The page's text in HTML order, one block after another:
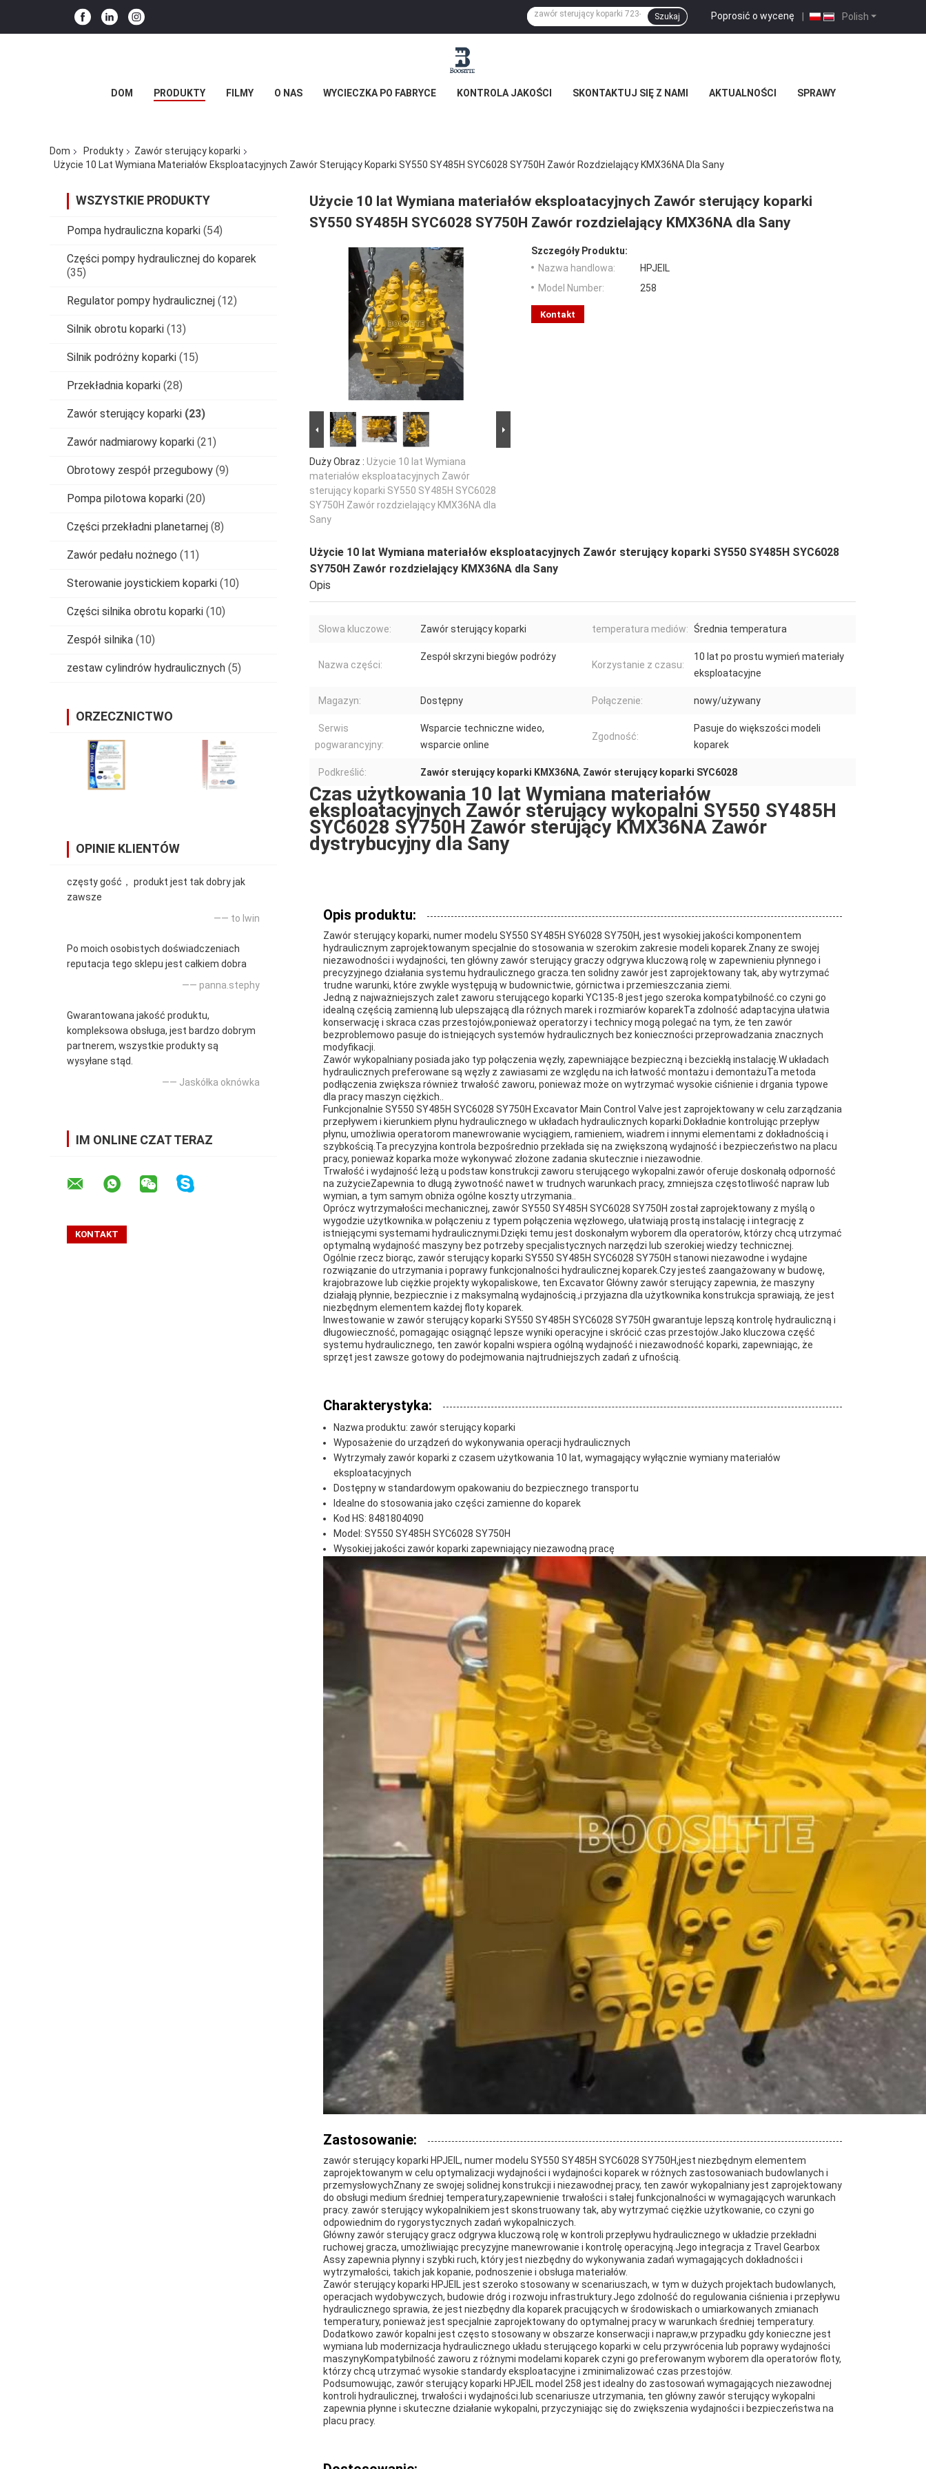
Polish
Poprosić o wycenę |
Szukaj
DOM PRODUKTY FILMY O NAS WYCIECZKA PO FABRYCE KONTROLA JAKOŚCI SKONTAKTUJ SIĘ Z NAMI AKTUALNOŚCI SPRAWY
Dom Produkty
Zawór sterujący koparki
Użycie 10 Lat Wymiana Materiałów Eksploatacyjnych Zawór Sterujący Koparki SY550 SY485H SYC6028 SY750H Zawór Rozdzielający KMX36NA Dla Sany
WSZYSTKIE PRODUKTY
Pompa hydrauliczna koparki (54)
Części pompy hydraulicznej do koparek
(35)
Regulator pompy hydraulicznej (12)
Silnik obrotu koparki (13)
Silnik podróżny koparki (15)
Przekładnia koparki (28)
Zawór sterujący koparki (23)
Zawór nadmiarowy koparki (21)
Obrotowy zespół przegubowy (9)
Pompa pilotowa koparki (20)
Części przekładni planetarnej (8)
Zawór pedału nożnego (11)
Sterowanie joystickiem koparki (10)
Części silnika obrotu koparki (10)
Zespół silnika (10)
zestaw cylindrów hydraulicznych (5)
ORZECZNICTWO
OPINIE KLIENTÓW
częsty gość， produkt jest tak dobry jak
zawsze
—— to lwin
Po moich osobistych doświadczeniach
reputacja tego sklepu jest całkiem dobra
—— panna.stephy
Gwarantowana jakość produktu,
kompleksowa obsługa, jest bardzo dobrym
partnerem, wszystkie produkty są
wysyłane stąd.
—— Jaskółka oknówka
IM ONLINE CZAT TERAZ
Użycie 10 lat Wymiana materiałów eksploatacyjnych Zawór sterujący koparki
SY550 SY485H SYC6028 SY750H Zawór rozdzielający KMX36NA dla Sany
Duży Obraz : Użycie 10 lat Wymiana
materiałów eksploatacyjnych Zawór
sterujący koparki SY550 SY485H SYC6028
SY750H Zawór rozdzielający KMX36NA dla
Sany
Szczegóły Produktu:
Nazwa handlowa:
HPJEIL
Model Number:
258
Kontakt
Użycie 10 lat Wymiana materiałów eksploatacyjnych Zawór sterujący koparki SY550 SY485H SYC6028
SY750H Zawór rozdzielający KMX36NA dla Sany
Opis
Słowa kluczowe: Zawór sterujący koparki temperatura mediów: Średnia temperatura
Nazwa części:
Zespół skrzyni biegów podróży
Korzystanie z czasu:
10 lat po prostu wymień materiały
eksploatacyjne
Magazyn: Dostępny Połączenie: nowy/używany
Serwis
pogwarancyjny:
Wsparcie techniczne wideo,
wsparcie online
Zgodność:
Pasuje do większości modeli
koparek
Podkreślić: Zawór sterujący koparki KMX36NA, Zawór sterujący koparki SYC6028
Czas użytkowania 10 lat Wymiana materiałów
eksploatacyjnych Zawór sterujący wykopalni SY550 SY485H
SYC6028 SY750H Zawór sterujący KMX36NA Zawór
dystrybucyjny dla Sany
Opis produktu:
Zawór sterujący koparki, numer modelu SY550 SY485H SY6028 SY750H, jest wysokiej jakości komponentem
hydraulicznym zaprojektowanym specjalnie do stosowania w szerokim zakresie modeli koparek.Znany ze swojej
niezawodności i wydajności, ten główny zawór sterujący graczy odgrywa kluczową rolę w zapewnieniu płynnego i
precyzyjnego działania systemu hydraulicznego gracza.ten solidny zawór jest zaprojektowany tak, aby wytrzymać
trudne warunki, które zwykle występują w budownictwie, górnictwa i przemieszczania ziemi.
Jedną z najważniejszych zalet zaworu sterującego koparki YC135-8 jest jego szeroka kompatybilność.co czyni go
idealną częścią zamienną lub ulepszającą dla różnych marek i rozmiarów koparekTa zdolność adaptacyjna ułatwia
konserwację i skraca czas przestojów,ponieważ operatorzy i technicy mogą polegać na tym, że ten zawór
bezproblemowo pasuje do istniejących systemów hydraulicznych bez konieczności przeprowadzania znacznych
modyfikacji.
Zawór wykopalniany posiada jako typ połączenia węzły, zapewniające bezpieczną i bezciekłą instalację.W układach
hydraulicznych preferowane są węzły z zawiasami ze względu na ich łatwość montażu i demontażuTa metoda
podłączenia zwiększa również trwałość zaworu, ponieważ może on wytrzymać wysokie ciśnienie i drgania typowe
dla pracy maszyn ciężkich..
Funkcjonalnie SY550 SY485H SYC6028 SY750H Excavator Main Control Valve jest zaprojektowany w celu zarządzania
przepływem i kierunkiem płynu hydraulicznego w układach hydraulicznych koparki.Dokładnie kontrolując przepływ
płynu, umożliwia operatorom manewrowanie wyciągiem, ramieniem, wiadrem i innymi elementami z dokładnością i
szybkością.Ta precyzyjna kontrola bezpośrednio przekłada się na zwiększoną wydajność i bezpieczeństwo na placu
pracy, ponieważ koparka może wykonywać złożone zadania skutecznie i niezawodnie.
Trwałość i wydajność leżą u podstaw konstrukcji zaworu sterującego wykopalni.zawór oferuje doskonałą odporność
na zużycieZapewnia to długą żywotność nawet w trudnych warunkach pracy, zmniejsza częstotliwość napraw lub
wymian, a tym samym obniża ogólne koszty utrzymania..
Oprócz wytrzymałości mechanicznej, zawór SY550 SY485H SYC6028 SY750H został zaprojektowany z myślą o
wygodzie użytkownika.w połączeniu z typem połączenia węzłowego, ułatwiają prostą instalację i integrację z
istniejącymi systemami hydraulicznymi.Dzięki temu jest doskonałym wyborem dla operatorów, którzy chcą utrzymać
optymalną wydajność maszyny bez potrzeby specjalistycznych narzędzi lub szerokiej wiedzy technicznej.
Ogólnie rzecz biorąc, zawór sterujący koparki SY550 SY485H SYC6028 SY750H stanowi niezawodne i wydajne
rozwiązanie do utrzymania i poprawy funkcjonalności hydraulicznej koparek.Czy jesteś zaangażowany w budowę,
krajobrazowe lub ciężkie projekty wykopaliskowe, ten Excavator Główny zawór sterujący zapewnia, że maszyny
działają płynnie, bezpiecznie i z maksymalną wydajnością.,i przyjazna dla użytkownika konstrukcja sprawiają, że jest
niezbędnym elementem każdej floty koparek.
Inwestowanie w zawór sterujący koparki SY550 SY485H SYC6028 SY750H gwarantuje lepszą kontrolę hydrauliczną i
długowieczność, pomagając osiągnąć lepsze wyniki operacyjne i skrócić czas przestojów.Jako kluczowa część
systemu hydraulicznego, ten zawór kopalni wspiera ogólną wydajność i niezawodność koparki, zapewniając, że
sprzęt jest zawsze gotowy do podejmowania najtrudniejszych zadań z ufnością.
Charakterystyka:
Nazwa produktu: zawór sterujący koparki
Wyposażenie do urządzeń do wykonywania operacji hydraulicznych
Wytrzymały zawór koparki z czasem użytkowania 10 lat, wymagający wyłącznie wymiany materiałów
eksploatacyjnych
Dostępny w standardowym opakowaniu do bezpiecznego transportu
Idealne do stosowania jako części zamienne do koparek
Kod HS: 8481804090
Model: SY550 SY485H SYC6028 SY750H
Wysokiej jakości zawór koparki zapewniający niezawodną pracę
Zastosowanie:
zawór sterujący koparki HPJEIL, numer modelu SY550 SY485H SYC6028 SY750H,jest niezbędnym elementem
zaprojektowanym w celu optymalizacji wydajności i wydajności koparek w różnych zastosowaniach budowlanych i
przemysłowychZnany ze swojej solidnej konstrukcji i niezawodnej pracy, ten zawór wykopalniany jest zaprojektowany
do obsługi medium średniej temperatury,zapewnienie trwałości i stałej funkcjonalności w wymagających warunkach
pracy. zawór sterujący wykopalnikiem jest skonstruowany tak, aby wytrzymać ciężkie użytkowanie, co czyni go
odpowiednim do rygorystycznych zadań wykopalniczych.
Główny zawór sterujący gracz odgrywa kluczową rolę w kontroli przepływu hydraulicznego w układzie przekładni
ruchowej gracza, umożliwiając precyzyjne manewrowanie i kontrolę operacyjną.Jego integracja z Travel Gearbox
Assy zapewnia płynny i szybki ruch, który jest niezbędny do wykonywania zadań wymagających dokładności i
wytrzymałości, takich jak kopanie, podnoszenie i obsługa materiałów.
Zawór sterujący koparki HPJEIL jest szeroko stosowany w scenariuszach, w tym w dużych projektach budowlanych,
operacjach wydobywczych, budowie dróg i rozwoju infrastruktury.Jego zdolność do regulowania ciśnienia i przepływu
hydraulicznego sprawia, że jest niezbędny dla koparek pracujących w środowiskach o umiarkowanych zmianach
temperatury, ponieważ jest specjalnie zaprojektowany do optymalnej pracy w warunkach średniej temperatury.
Dodatkowo zawór kopalni jest często stosowany w obszarze konserwacji i napraw,w przypadku gdy konieczne jest
wymiana lub modernizacja hydraulicznego układu sterującego koparki w celu przywrócenia lub poprawy wydajności
maszynyKompatybilność zaworu z różnymi modelami koparek czyni go preferowanym wyborem dla operatorów floty,
którzy chcą utrzymać wysokie standardy eksploatacyjne i zminimalizować czas przestojów.
Podsumowując, zawór sterujący koparki HPJEIL model 258 jest idealny do zastosowań wymagających niezawodnej
kontroli hydraulicznej, trwałości i wydajności.lub scenariusze utrzymania, ten główny zawór sterujący wykopalni
zapewnia płynne i skuteczne działanie wykopalni, przyczyniając się do zwiększenia wydajności i bezpieczeństwa na
placu pracy.